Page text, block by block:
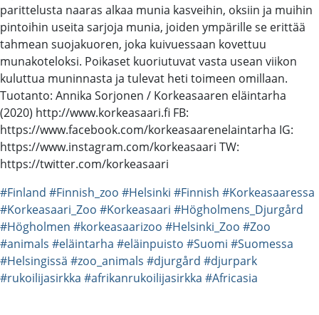
parittelusta naaras alkaa munia kasveihin, oksiin ja muihin
pintoihin useita sarjoja munia, joiden ympärille se erittää
tahmean suojakuoren, joka kuivuessaan kovettuu
munakoteloksi. Poikaset kuoriutuvat vasta usean viikon
kuluttua muninnasta ja tulevat heti toimeen omillaan.
Tuotanto: Annika Sorjonen / Korkeasaaren eläintarha
(2020) http://www.korkeasaari.fi FB:
https://www.facebook.com/korkeasaarenelaintarha IG:
https://www.instagram.com/korkeasaari TW:
https://twitter.com/korkeasaari
#Finland #Finnish_zoo #Helsinki #Finnish #Korkeasaaressa
#Korkeasaari_Zoo #Korkeasaari #Högholmens_Djurgård
#Högholmen #korkeasaarizoo #Helsinki_Zoo #Zoo
#animals #eläintarha #eläinpuisto #Suomi #Suomessa
#Helsingissä #zoo_animals #djurgård #djurpark
#rukoilijasirkka #afrikanrukoilijasirkka #Africasia